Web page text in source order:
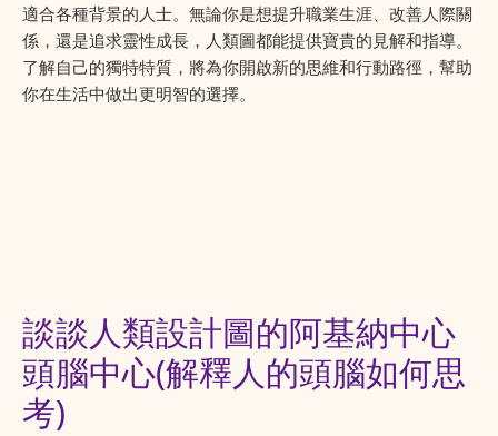
適合各種背景的人士。無論你是想提升職業生涯、改善人際關
係，還是追求靈性成長，人類圖都能提供寶貴的見解和指導。
了解自己的獨特特質，將為你開啟新的思維和行動路徑，幫助
你在生活中做出更明智的選擇。
談談人類設計圖的阿基納中心
頭腦中心(解釋人的頭腦如何思
考)